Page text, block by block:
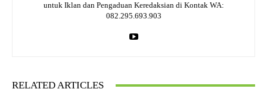
untuk Iklan dan Pengaduan Keredaksian di Kontak WA:
082.295.693.903
RELATED ARTICLES